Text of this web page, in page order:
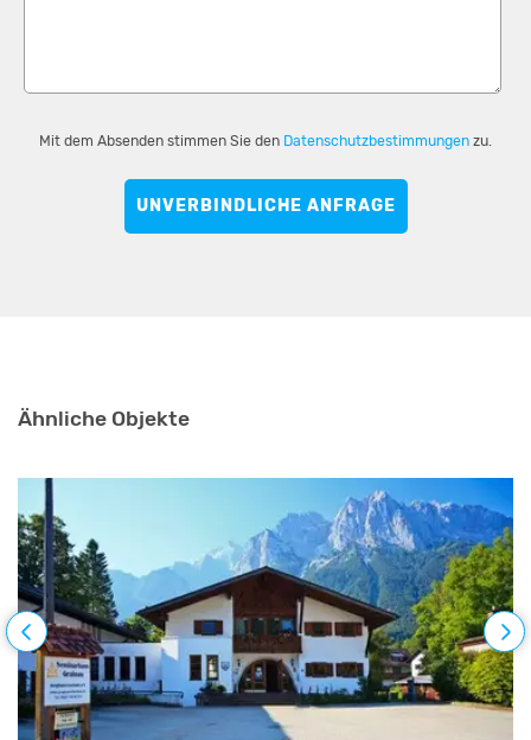
Mit dem Absenden stimmen Sie den Datenschutzbestimmungen zu.
UNVERBINDLICHE ANFRAGE
Ähnliche Objekte